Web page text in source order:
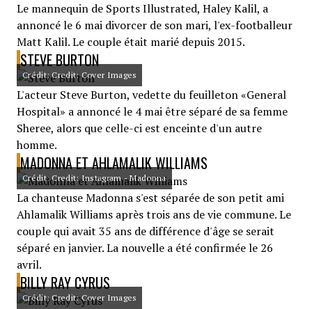
Le mannequin de Sports Illustrated, Haley Kalil, a
annoncé le 6 mai divorcer de son mari, l'ex-footballeur
Matt Kalil. Le couple était marié depuis 2015.
STEVE BURTON
Crédit: Credit: Cover Images
L'acteur Steve Burton, vedette du feuilleton «General
Hospital» a annoncé le 4 mai être séparé de sa femme
Sheree, alors que celle-ci est enceinte d'un autre
homme.
MADONNA ET AHLAMALIK WILLIAMS
Crédit: Credit: Instagram - Madonna
La chanteuse Madonna s'est séparée de son petit ami
Ahlamalik Williams après trois ans de vie commune. Le
couple qui avait 35 ans de différence d'âge se serait
séparé en janvier. La nouvelle a été confirmée le 26
avril.
BILLY RAY CYRUS
Crédit: Credit: Cover Images